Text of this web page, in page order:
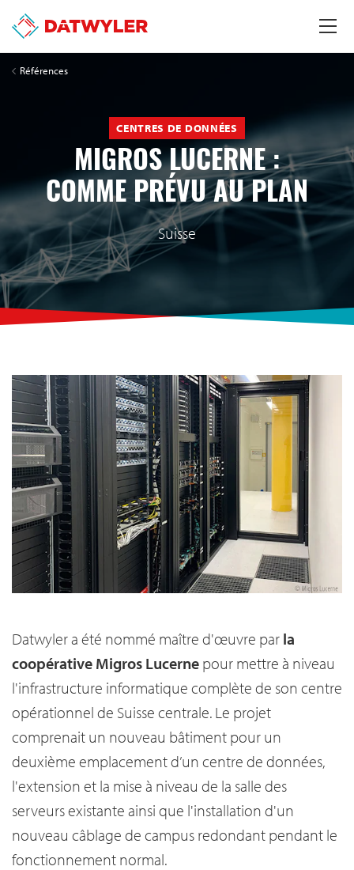
Références
CENTRES DE DONNÉES
MIGROS LUCERNE :
COMME PRÉVU AU PLAN
Suisse
Datwyler a été nommé maître d'œuvre par la
coopérative Migros Lucerne pour mettre à niveau
l'infrastructure informatique complète de son centre
opérationnel de Suisse centrale. Le projet
comprenait un nouveau bâtiment pour un
deuxième emplacement d’un centre de données,
l'extension et la mise à niveau de la salle des
serveurs existante ainsi que l'installation d'un
nouveau câblage de campus redondant pendant le
fonctionnement normal.